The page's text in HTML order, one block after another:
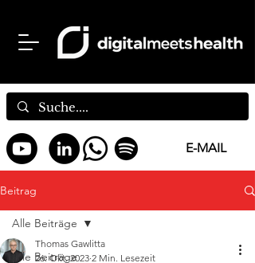
E-MAIL
Beitrag
Alle Beiträge
Alle Beiträge
Thomas Gawlitta
26. Okt. 2023 2 Min. Lesezeit